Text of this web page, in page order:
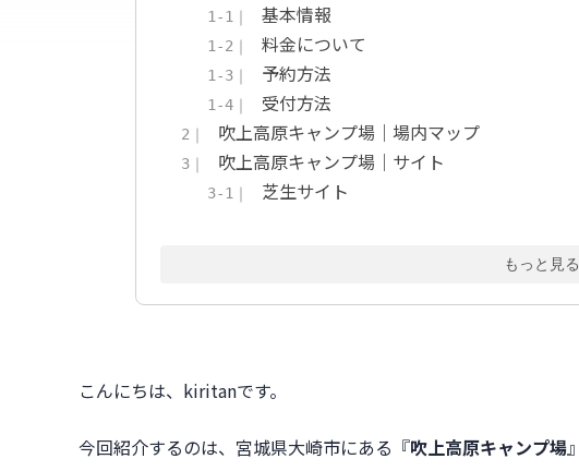
1-1｜ 基本情報
1-2｜ 料金について
1-3｜ 予約方法
1-4｜ 受付方法
2｜ 吹上高原キャンプ場｜場内マップ
3｜ 吹上高原キャンプ場｜サイト
3-1｜ 芝生サイト
4-1｜ 炊事場
4-4｜ レストラン鳴子の風
6｜ 吹上高原キャンプ場の特徴と魅力
もっと見る
こんにちは、kiritanです。
今回紹介するのは、宮城県大崎市にある『吹上高原キャンプ場